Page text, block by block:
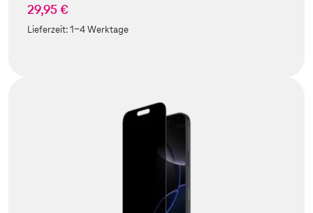
29,95 €
Lieferzeit:1-4 Werktage